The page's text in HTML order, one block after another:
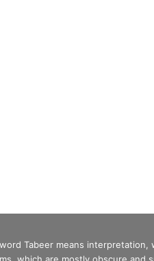
Tabeer means interpretation,